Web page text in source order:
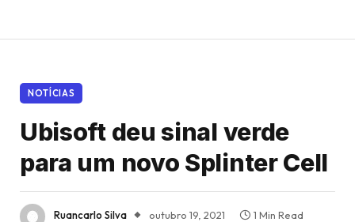
NOTÍCIAS
Ubisoft deu sinal verde
para um novo Splinter Cell
Ruancarlo Silva outubro 19, 2021 1 Min Read